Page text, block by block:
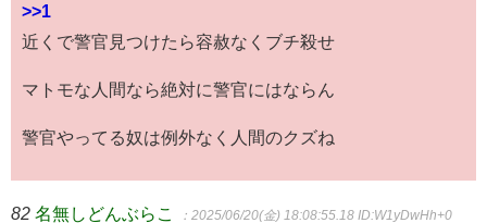
>>1
近くで警官見つけたら容赦なくブチ殺せ
マトモな人間なら絶対に警官にはならん
警官やってる奴は例外なく人間のクズね
82 名無しどんぶらこ ：2025/06/20(金) 18:08:55.18 ID:W1yDwHh+0